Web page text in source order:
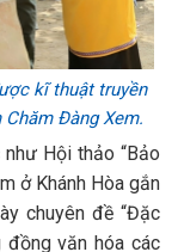
kĩ thuật truyền
Đàng Xem.
Hội thảo “Bảo
ở Khánh Hòa gắn
chuyên đề “Đặc
đồng văn hóa các